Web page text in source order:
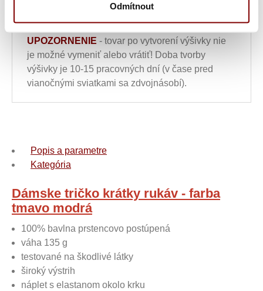
Odmítnout
výšivkou
UPOZORNENIE - tovar po vytvorení výšivky nie
je možné vymeniť alebo vrátiť! Doba tvorby
výšivky je 10-15 pracovných dní (v čase pred
vianočnými sviatkami sa zdvojnásobí).
Popis a parametre
Kategória
Dámske tričko krátky rukáv - farba
tmavo modrá
100% bavlna prstencovo postúpená
váha 135 g
testované na škodlivé látky
široký výstrih
náplet s elastanom okolo krku